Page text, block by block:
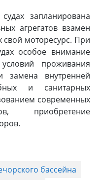
запланирована
агрегатов взамен
моторесурс. При
особое внимание
проживания
внутренней
и санитарных
современных
приобретение
бассейна